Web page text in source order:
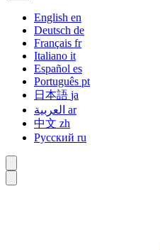
English en
Deutsch de
Français fr
Italiano it
Español es
Português pt
日本語 ja
ar
中文 zh
Русский ru